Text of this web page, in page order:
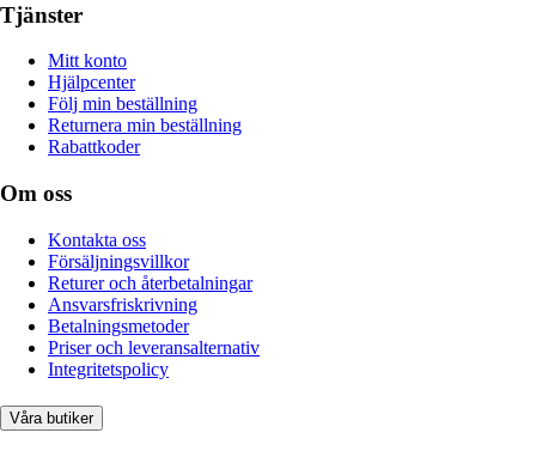
Tjänster
Mitt konto
Hjälpcenter
Följ min beställning
Returnera min beställning
Rabattkoder
Om oss
Kontakta oss
Försäljningsvillkor
Returer och återbetalningar
Ansvarsfriskrivning
Betalningsmetoder
Priser och leveransalternativ
Integritetspolicy
Våra butiker